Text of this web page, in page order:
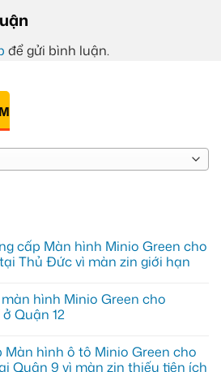
để gửi bình luận.
cấp Màn hình Minio Green cho
Thủ Đức vì màn zin giới hạn
hình Minio Green cho
Quận 12
Màn hình ô tô Minio Green cho
Quận 9 vì màn zin thiếu tiện ích